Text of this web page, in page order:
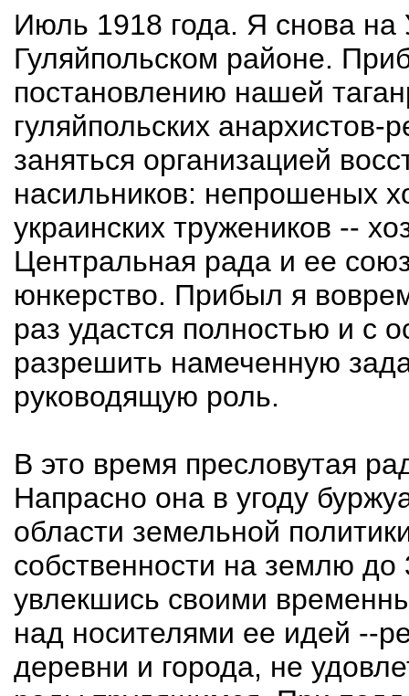
Июль 1918 года. Я снова
Гуляйпольском районе.
постановлению нашей
гуляйпольских
заняться организацией
насильников: непрошеных
украинских тружеников --
Центральная рада и ее
юнкерство. Прибыл я
раз удастся полностью и с
разрешить намеченную
руководящую роль.
В это время пресловутая
Напрасно она в угоду
области земельной
собственности на землю
увлекшись своими
над носителями ее идей --
деревни и города, не